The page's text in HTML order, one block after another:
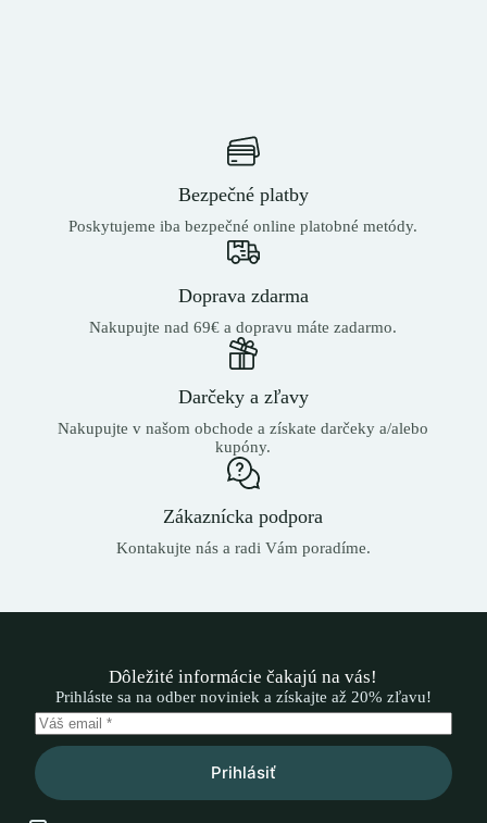
Bezpečné platby
Poskytujeme iba bezpečné online platobné metódy.
Doprava zdarma
Nakupujte nad 69€ a dopravu máte zadarmo.
Darčeky a zľavy
Nakupujte v našom obchode a získate darčeky a/alebo
kupóny.
Zákaznícka podpora
Kontakujte nás a radi Vám poradíme.
Dôležité informácie čakajú na vás!
Prihláste sa na odber noviniek a získajte až 20% zľavu!
Prihlásiť